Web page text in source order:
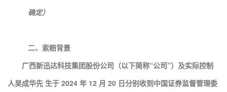
确定）
二、索赔背景
广西新迅达科技集团股份公司（以下简称“公司”）及实际控制
人吴成华先 生于 2024 年 12 月 20 日分别收到中国证券监督管理委